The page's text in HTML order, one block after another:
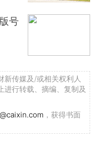
号
新传媒及/或相关权利人
进行转载、摘编、复制及
，获得书面